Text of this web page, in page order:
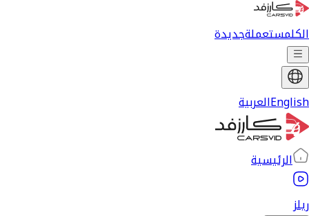
الكلمستعملةجديدة
Englishالعربية
الرئيسية
ريلز